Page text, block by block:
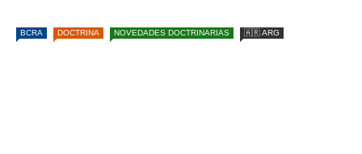
BCRA DOCTRINA NOVEDADES DOCTRINARIAS 🇦🇷 ARG